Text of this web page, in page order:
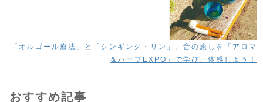
「オルゴール療法」と「シンギング・リン」。音の癒しを「アロマ
＆ハーブEXPO」で学び、体感しよう！
おすすめ記事